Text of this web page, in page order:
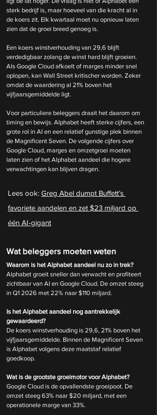
sterk bedrijf is, maar hoeveel van die kracht al in
de koers zit. Elk kwartaal moet nu opnieuw laten
zien dat de groei breed genoeg is.
Een koers winstverhouding van 29,6 blijft
verdedigbaar zolang de winst hard blijft groeien.
Als Google Cloud afkoelt of marges minder snel
oplopen, kan Wall Street kritischer worden. Zeker
omdat de waardering al 21% boven het
vijfjaarsgemiddelde ligt.
Voor particuliere beleggers draait het daarom om
timing en bewijs. Alphabet heeft sterke cijfers, een
grote rol in AI en een relatief gunstige plek binnen
de Magnificent Seven. De volgende cijfers over
Google Cloud, marges en omzetgroei moeten
laten zien of het Alphabet aandeel die hogere
verwachtingen kan blijven dragen.
Lees ook: Greg Abel dumpt Buffett’s
favoriete aandelen en zet $23 miljard op
één AI-gigant
Wat beleggers moeten weten
Waarom is het Alphabet aandeel nu zo in trek?
Alphabet groeit sneller dan verwacht en profiteert
zichtbaar van AI en Google Cloud. De omzet steeg
in Q1 2026 met 22% naar $110 miljard.
Is het Alphabet aandeel nog aantrekkelijk
gewaardeerd?
De koers winstverhouding is 29,6, 21% boven het
vijfjaarsgemiddelde. Binnen de Magnificent Seven
is Alphabet volgens deze maatstaf relatief
goedkoop.
Wat is de grootste groeimotor voor Alphabet?
Google Cloud is de opvallendste groeipoot. De
omzet steeg 63% naar $20 miljard, met een
operationele marge van 33%.